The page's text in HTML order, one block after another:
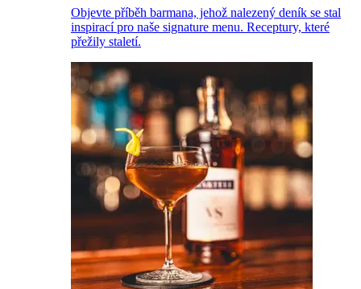
Objevte příběh barmana, jehož nalezený deník se stal
inspirací pro naše signature menu. Receptury, které
přežily staletí.